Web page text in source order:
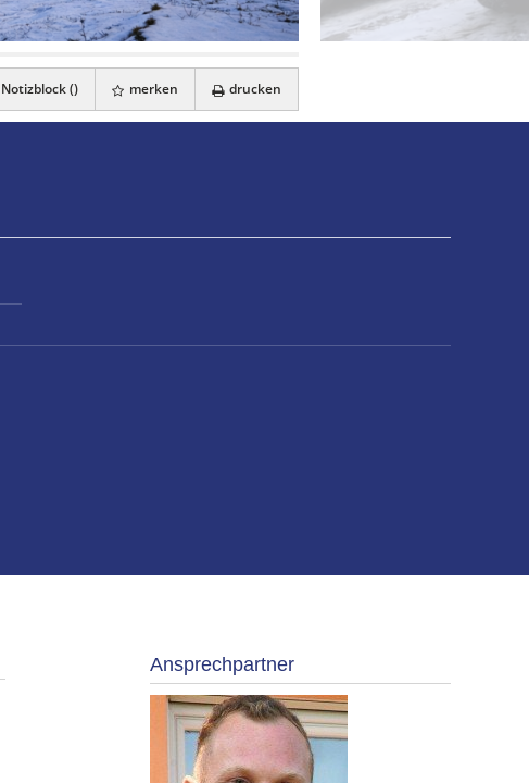
Notizblock () merken drucken
Ansprechpartner